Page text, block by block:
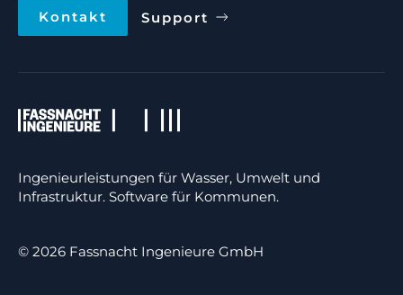
Kontakt Support
Ingenieurleistungen für Wasser, Umwelt und
Infrastruktur. Software für Kommunen.
© 2026 Fassnacht Ingenieure GmbH